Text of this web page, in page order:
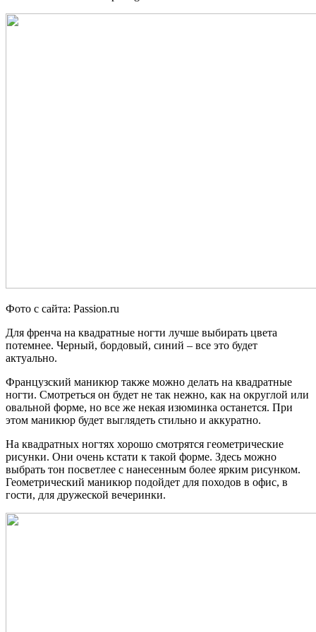
Фото с сайта: Passion.ru
Для френча на квадратные ногти лучше выбирать цвета
потемнее. Черный, бордовый, синий – все это будет
актуально.
Французский маникюр также можно делать на квадратные
ногти. Смотреться он будет не так нежно, как на округлой или
овальной форме, но все же некая изюминка останется. При
этом маникюр будет выглядеть стильно и аккуратно.
На квадратных ногтях хорошо смотрятся геометрические
рисунки. Они очень кстати к такой форме. Здесь можно
выбрать тон посветлее с нанесенным более ярким рисунком.
Геометрический маникюр подойдет для походов в офис, в
гости, для дружеской вечеринки.